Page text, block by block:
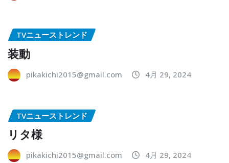
TVニューストレンド
装動
pikakichi2015@gmail.com 4月 29, 2024
TVニューストレンド
リタ様
pikakichi2015@gmail.com 4月 29, 2024